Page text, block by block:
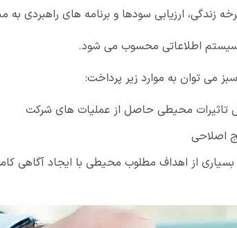
زندگی، ارزیابی سودها و برنامه های راهبردی
اطلاعاتی محسوب می شود.
می توان به موارد زیر پرداخت:
تاثیرات محیطی حاصل از عملیات های شرکت
اصلاحی
از اهداف مطلوب محیطی با ایجاد آگاهی